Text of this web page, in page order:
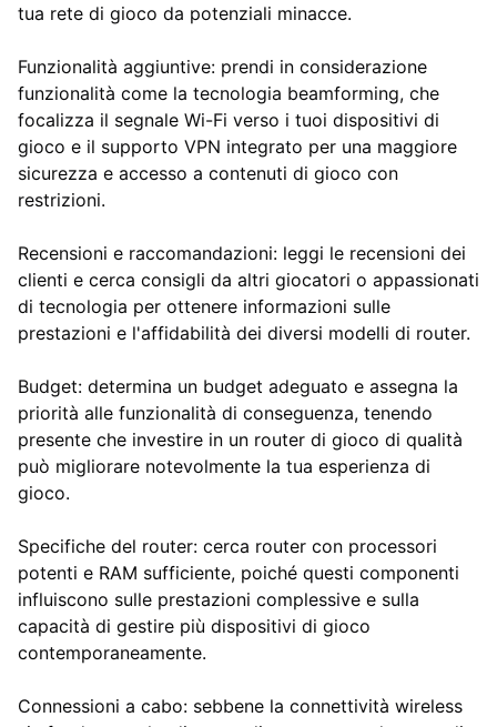
tua rete di gioco da potenziali minacce.
Funzionalità aggiuntive: prendi in considerazione
funzionalità come la tecnologia beamforming, che
focalizza il segnale Wi-Fi verso i tuoi dispositivi di
gioco e il supporto VPN integrato per una maggiore
sicurezza e accesso a contenuti di gioco con
restrizioni.
Recensioni e raccomandazioni: leggi le recensioni dei
clienti e cerca consigli da altri giocatori o appassionati
di tecnologia per ottenere informazioni sulle
prestazioni e l'affidabilità dei diversi modelli di router.
Budget: determina un budget adeguato e assegna la
priorità alle funzionalità di conseguenza, tenendo
presente che investire in un router di gioco di qualità
può migliorare notevolmente la tua esperienza di
gioco.
Specifiche del router: cerca router con processori
potenti e RAM sufficiente, poiché questi componenti
influiscono sulle prestazioni complessive e sulla
capacità di gestire più dispositivi di gioco
contemporaneamente.
Connessioni a cabo: sebbene la connettività wireless